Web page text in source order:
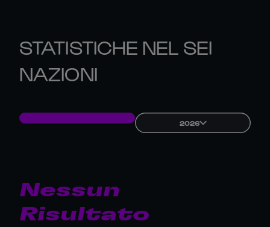
STATISTICHE NEL SEI
NAZIONI
2026
Nessun
Risultato